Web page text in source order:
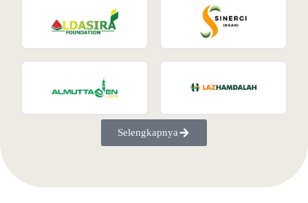
Selengkapnya